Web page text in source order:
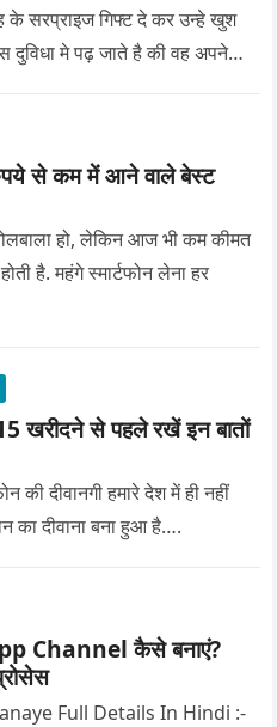
के सरप्राइज गिफ्ट दे कर उन्हे खुश
दुविधा मे पढ़ जाते है की वह अपने
से कम में आने वाले बेस्ट
हो, लेकिन आज भी कम कीमत
है. महंगे स्मार्टफोन लेना हर
खरीदने से पहले रखें इन बातों
दीवानगी हमारे देश में ही नहीं
का दीवाना बना हुआ है….
Channel कैसे बनाएं?
Full Details In Hindi :-